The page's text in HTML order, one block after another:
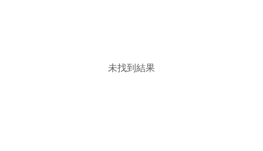
未找到結果